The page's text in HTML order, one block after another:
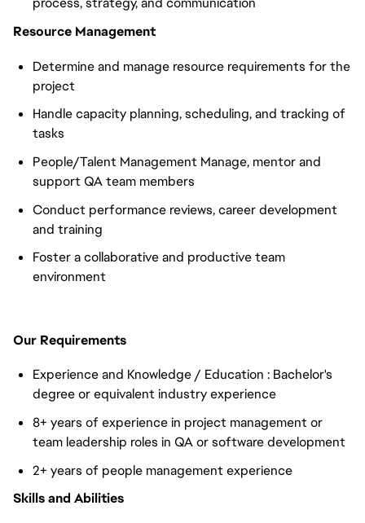
Resource Management
Determine and manage resource requirements for the
project
Handle capacity planning, scheduling, and tracking of
tasks
People/Talent Management Manage, mentor and
support QA team members
Conduct performance reviews, career development
and training
Foster a collaborative and productive team
environment
Our Requirements
Experience and Knowledge / Education : Bachelor's
degree or equivalent industry experience
8+ years of experience in project management or
team leadership roles in QA or software development
2+ years of people management experience
Skills and Abilities